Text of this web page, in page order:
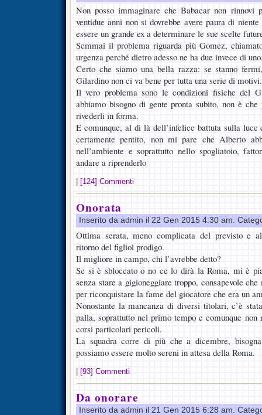
Non posso immaginare che Babacar non rinnovi
ventidue anni non si dovrebbe avere paura di
essere un grande ex a determinare le sue scelte
Semmai il problema riguarda più Gomez,
urgenza perché dietro adesso ne ha due invece di
Certo che siamo una bella razza: se stanno
Gilardino non ci va bene per tutta una serie di motivi.
Il vero problema sono le condizioni fisiche del
abbiamo bisogno di gente pronta subito, non è che
rivederli in forma.
E comunque, al di là dell’infelice battuta sulla
certamente pentito, non mi pare che Alberto
nell’ambiente e soprattutto nello spogliatoio,
andare a riprenderlo
[124] Commenti
Onorata
Inserito da admin il 22 Gen 2015 4:30 am.
Ottima serata, meno complicata del previsto e
ritorno del figliol prodigo.
Il migliore in campo, chi l’avrebbe detto?
Se si è sbloccato o no ce lo dirà la Roma, mi è
senza stare a gigioneggiare troppo, consapevole
per riconquistare la fame del giocatore che era un
Nonostante la mancanza di diversi titolari, c’è
palla, soprattutto nel primo tempo e comunque
corsi particolari pericoli.
La squadra corre di più che a dicembre,
possiamo essere molto sereni in attesa della Roma.
[93] Commenti
Da onorare
Inserito da admin il 21 Gen 2015 6:28 am.